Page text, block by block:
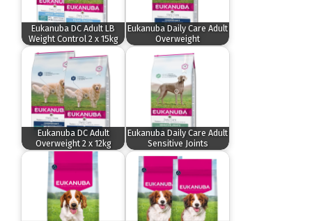
Eukanuba DC Adult LB
Weight Control 2 x 15kg
Eukanuba Daily Care Adult
Overweight
Eukanuba DC Adult
Overweight 2 x 12kg
Eukanuba Daily Care Adult
Sensitive Joints